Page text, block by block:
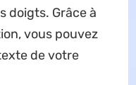
doigts. Grâce à
vous pouvez
de votre